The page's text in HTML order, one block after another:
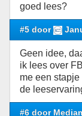
goed lees?
#5 door
Geen idee,
ik lees over
me een
de
#6 door